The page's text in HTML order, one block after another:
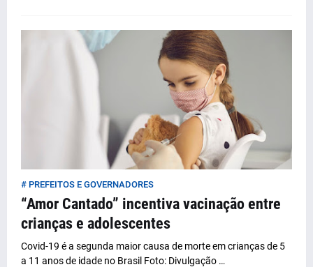
# PREFEITOS E GOVERNADORES
“Amor Cantado” incentiva vacinação entre
crianças e adolescentes
Covid-19 é a segunda maior causa de morte em crianças de 5
a 11 anos de idade no Brasil Foto: Divulgação …